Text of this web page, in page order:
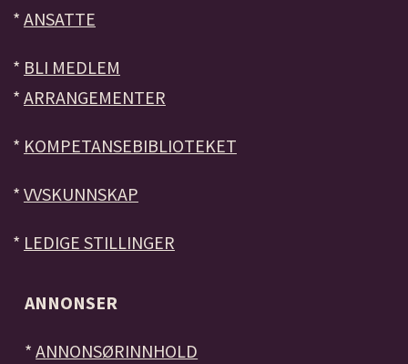
* ANSATTE
* BLI MEDLEM
* ARRANGEMENTER
* KOMPETANSEBIBLIOTEKET
* VVSKUNNSKAP
* LEDIGE STILLINGER
ANNONSER
*ANNONSØRINNHOLD